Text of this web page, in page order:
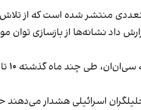
منتشر شده است که از
بازسازی توان
محموله از بنادر چین راهی بندرعباس شده و ایران بیش از
اسرائیلی هشدار